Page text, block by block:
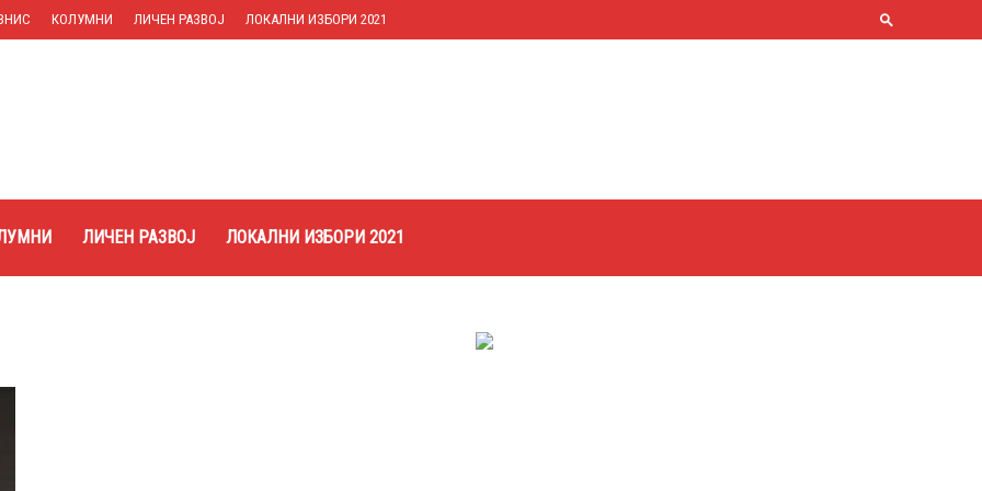
КОЛУМНИ ЛИЧЕН РАЗВОЈ ЛОКАЛНИ ИЗБОРИ 2021
ЛИЧЕН РАЗВОЈ ЛОКАЛНИ ИЗБОРИ 2021